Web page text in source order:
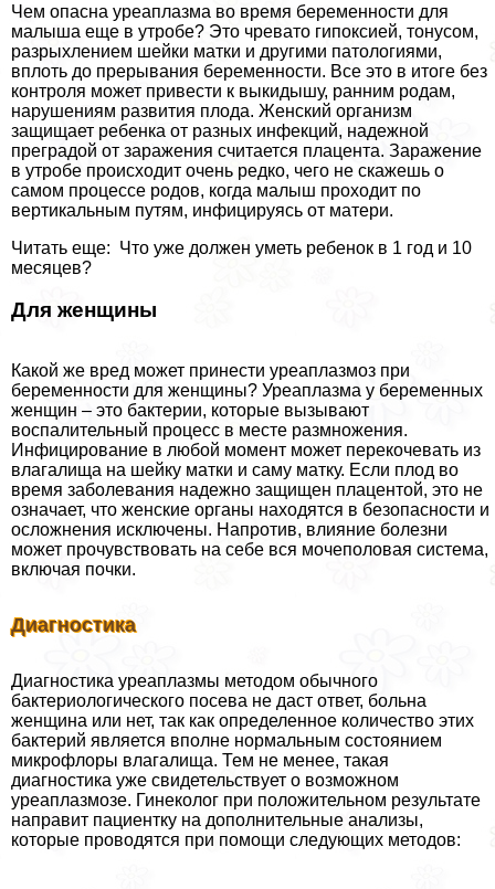
Чем опасна уреаплазма во время беременности для
малыша еще в утробе? Это чревато гипоксией, тонусом,
разрыхлением шейки матки и другими патологиями,
вплоть до прерывания беременности. Все это в итоге без
контроля может привести к выкидышу, ранним родам,
нарушениям развития плода. Женский организм
защищает ребенка от разных инфекций, надежной
преградой от заражения считается плацента. Заражение
в утробе происходит очень редко, чего не скажешь о
самом процессе родов, когда малыш проходит по
вертикальным путям, инфицируясь от матери.
Читать еще: Что уже должен уметь ребенок в 1 год и 10
месяцев?
Для женщины
Какой же вред может принести уреаплазмоз при
беременности для женщины? Уреаплазма у беременных
женщин – это бактерии, которые вызывают
воспалительный процесс в месте размножения.
Инфицирование в любой момент может перекочевать из
влагалища на шейку матки и саму матку. Если плод во
время заболевания надежно защищен плацентой, это не
означает, что женские органы находятся в безопасности и
осложнения исключены. Напротив, влияние болезни
может прочувствовать на себе вся мочепoлoвая система,
включая почки.
Диагностика
Диагностика уреаплазмы методом обычного
бактериологического посева не даст ответ, больна
женщина или нет, так как определенное количество этих
бактерий является вполне нормальным состоянием
микрофлоры влагалища. Тем не менее, такая
диагностика уже свидетельствует о возможном
уреаплазмозе. Гинеколог при положительном результате
направит пациентку на дополнительные анализы,
которые проводятся при помощи следующих методов: